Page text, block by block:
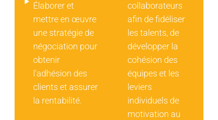
Élaborer et
mettre en œuvre
une stratégie de
négociation pour
obtenir
l'adhésion des
clients et assurer
la rentabilité.
collaborateurs
afin de fidéliser
les talents, de
développer la
cohésion des
équipes et les
leviers
individuels de
motivation au